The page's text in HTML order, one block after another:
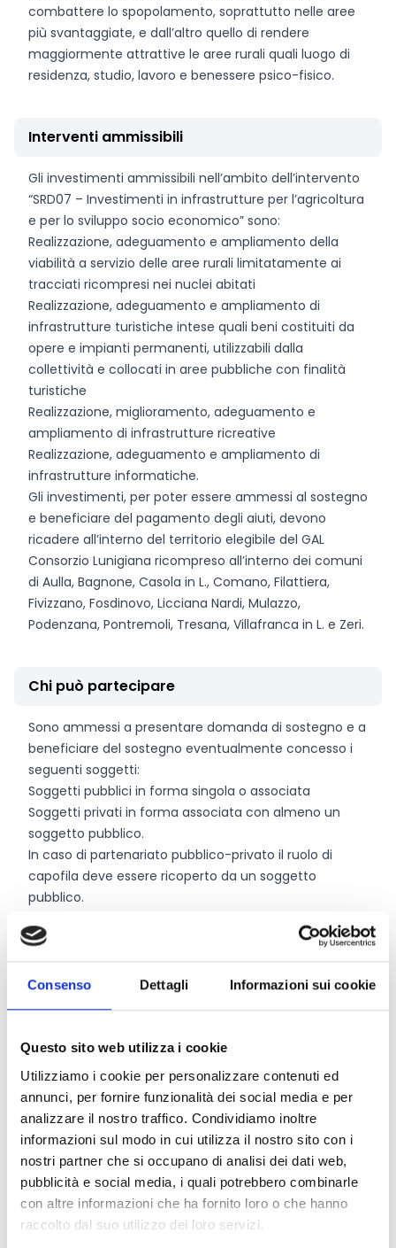
Consenso Dettagli Informazioni sui cookie
Questo sito web utilizza i cookie
Utilizziamo i cookie per personalizzare contenuti ed
annunci, per fornire funzionalità dei social media e per
analizzare il nostro traffico. Condividiamo inoltre
informazioni sul modo in cui utilizza il nostro sito con i
nostri partner che si occupano di analisi dei dati web,
pubblicità e social media, i quali potrebbero combinarle
con altre informazioni che ha fornito loro o che hanno
raccolto dal suo utilizzo dei loro servizi.
combattere lo spopolamento, soprattutto nelle aree
più svantaggiate, e dall’altro quello di rendere
maggiormente attrattive le aree rurali quali luogo di
residenza, studio, lavoro e benessere psico-fisico.
Interventi ammissibili
Gli investimenti ammissibili nell’ambito dell’intervento
“SRD07 – Investimenti in infrastrutture per l’agricoltura
e per lo sviluppo socio economico” sono:
Realizzazione, adeguamento e ampliamento della
viabilità a servizio delle aree rurali limitatamente ai
tracciati ricompresi nei nuclei abitati
Realizzazione, adeguamento e ampliamento di
infrastrutture turistiche intese quali beni costituiti da
opere e impianti permanenti, utilizzabili dalla
collettività e collocati in aree pubbliche con finalità
turistiche
Realizzazione, miglioramento, adeguamento e
ampliamento di infrastrutture ricreative
Realizzazione, adeguamento e ampliamento di
infrastrutture informatiche.
Gli investimenti, per poter essere ammessi al sostegno
e beneficiare del pagamento degli aiuti, devono
ricadere all’interno del territorio elegibile del GAL
Consorzio Lunigiana ricompreso all’interno dei comuni
di Aulla, Bagnone, Casola in L., Comano, Filattiera,
Fivizzano, Fosdinovo, Licciana Nardi, Mulazzo,
Podenzana, Pontremoli, Tresana, Villafranca in L. e Zeri.
Chi può partecipare
Sono ammessi a presentare domanda di sostegno e a
beneficiare del sostegno eventualmente concesso i
seguenti soggetti:
Soggetti pubblici in forma singola o associata
Soggetti privati in forma associata con almeno un
soggetto pubblico.
In caso di partenariato pubblico-privato il ruolo di
capofila deve essere ricoperto da un soggetto
pubblico.
aiuto indipendentemente dal fatto che sia presentata
in forma singola o associata.
900.000 Euro.
Il sostegno è concesso in forma di contributo in conto
capitale nella misura del100%del costo totale
ammissibile.
Non sono eleggibili al sostegno operazioni per le quali
la spesa ammissibile o il contributo pubblico richiesto
sia inferiore a 30.000 Euro. Viene stabilito un importo
massimo di contributo a beneficiario di